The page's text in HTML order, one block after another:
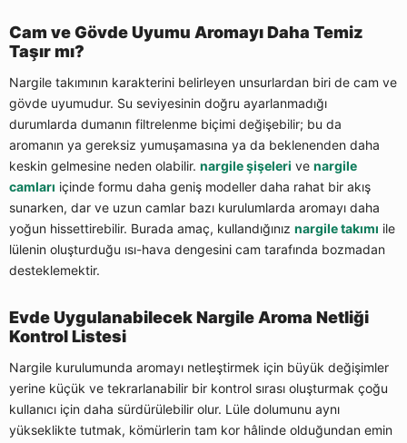
Cam ve Gövde Uyumu Aromayı Daha Temiz
Taşır mı?
Nargile takımının karakterini belirleyen unsurlardan biri de cam ve
gövde uyumudur. Su seviyesinin doğru ayarlanmadığı
durumlarda dumanın filtrelenme biçimi değişebilir; bu da
aromanın ya gereksiz yumuşamasına ya da beklenenden daha
keskin gelmesine neden olabilir. nargile şişeleri ve nargile
camları içinde formu daha geniş modeller daha rahat bir akış
sunarken, dar ve uzun camlar bazı kurulumlarda aromayı daha
yoğun hissettirebilir. Burada amaç, kullandığınız nargile takımı ile
lülenin oluşturduğu ısı-hava dengesini cam tarafında bozmadan
desteklemektir.
Evde Uygulanabilecek Nargile Aroma Netliği
Kontrol Listesi
Nargile kurulumunda aromayı netleştirmek için büyük değişimler
yerine küçük ve tekrarlanabilir bir kontrol sırası oluşturmak çoğu
kullanıcı için daha sürdürülebilir olur. Lüle dolumunu aynı
yükseklikte tutmak, kömürlerin tam kor hâlinde olduğundan emin